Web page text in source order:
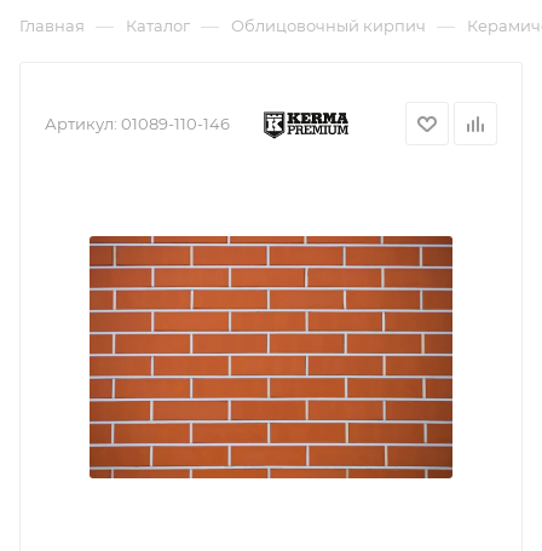
Главная — Каталог — Облицовочный кирпич —
Артикул: 01089-110-146